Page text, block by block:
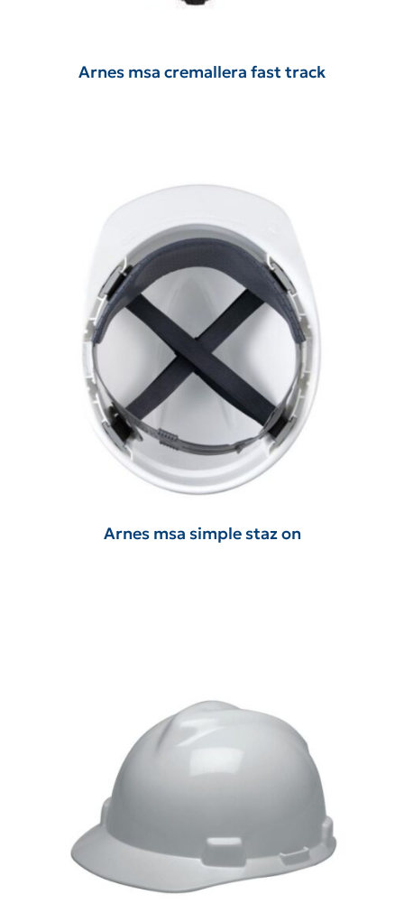
Arnes msa cremallera fast track
Arnes msa simple staz on